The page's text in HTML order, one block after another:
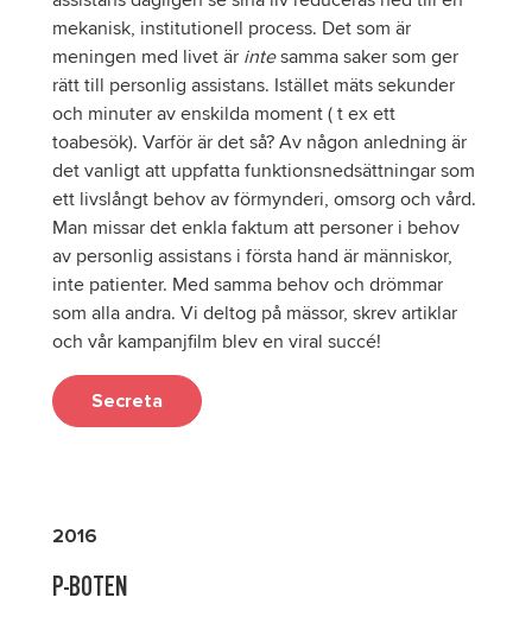
mekanisk, institutionell process. Det som är
meningen med livet är intesamma saker som ger
rätt till personlig assistans. Istället mäts sekunder
och minuter av enskilda moment ( t ex ett
toabesök). Varför är det så? Av någon anledning är
det vanligt att uppfatta funktionsnedsättningar som
ett livslångt behov av förmynderi, omsorg och vård.
Man missar det enkla faktum att personer i behov
av personlig assistans i första hand är människor,
inte patienter. Med samma behov och drömmar
som alla andra. Vi deltog på mässor, skrev artiklar
och vår kampanjfilm blev en viral succé!
Secreta
2016
P-BOTEN